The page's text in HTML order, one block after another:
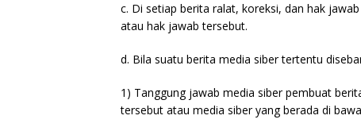
c. Di setiap berita ralat, koreksi, dan hak
atau hak jawab tersebut.
d. Bila suatu berita media siber tertentu
1) Tanggung jawab media siber pembuat
tersebut atau media siber yang berada di